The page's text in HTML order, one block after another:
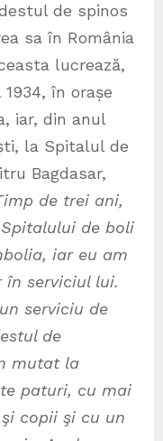
de spinos
sa în România
lucrează,
în orașe
iar, din anul
la Spitalul de
Bagdasar,
de trei ani,
de boli
iar eu am
serviciul lui.
serviciu de
de
mutat la
paturi, cu mai
copii şi cu un